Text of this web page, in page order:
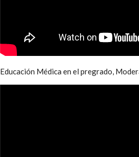
Educación Médica en el pregrado,